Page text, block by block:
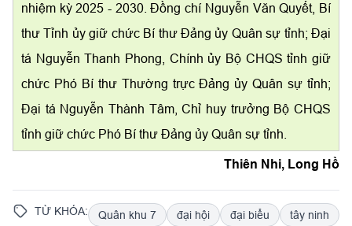
nhiệm kỳ 2025 - 2030. Đồng chí Nguyễn Văn Quyết, Bí
thư Tỉnh ủy giữ chức Bí thư Đảng ủy Quân sự tỉnh; Đại
tá Nguyễn Thanh Phong, Chính ủy Bộ CHQS tỉnh giữ
chức Phó Bí thư Thường trực Đảng ủy Quân sự tỉnh;
Đại tá Nguyễn Thành Tâm, Chỉ huy trưởng Bộ CHQS
tỉnh giữ chức Phó Bí thư Đảng ủy Quân sự tỉnh.
Thiên Nhi, Long Hồ
TỪ KHÓA: Quân khu 7 đại hội đại biểu
tây ninh